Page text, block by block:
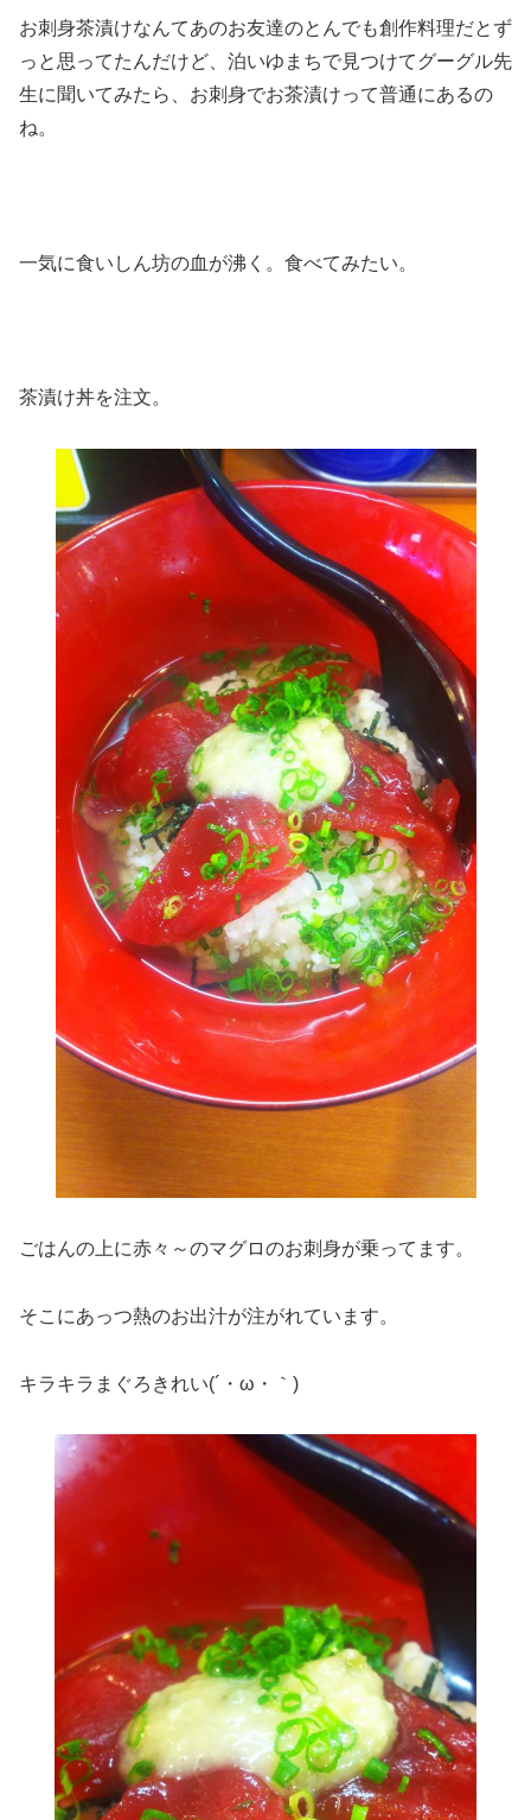
お刺身茶漬けなんてあのお友達のとんでも創作料理だとず
っと思ってたんだけど、泊いゆまちで見つけてグーグル先
生に聞いてみたら、お刺身でお茶漬けって普通にあるの
ね。
一気に食いしん坊の血が沸く。食べてみたい。
茶漬け丼を注文。
ごはんの上に赤々～のマグロのお刺身が乗ってます。
そこにあっつ熱のお出汁が注がれています。
キラキラまぐろきれい(´・ω・｀)